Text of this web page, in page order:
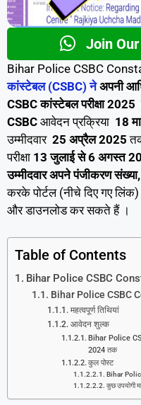
Join
Bihar Police CSBC
कांस्टेबल (CSBC) नेअपनी
CSBC कांस्टेबल परीक्षा 2025
CSBC आवेदन प्रक्रिया 18
उम्मीदवार 25 अप्रैल 2025
परीक्षा 13 जुलाई से 6 अगस्त
उम्मीदवार अपने पंजीकरण
करके पोर्टल (नीचे दिए गए
और डाउनलोड कर सकते हैं ।
Table of Contents
Bihar Police CSBC
Bihar Police CSBC
महत्वपूर्ण तिथियां
आवेदन शुल्क
Bihar Police
2024 तक
कुल पोस्ट
Bihar
कुछ उपयोगी